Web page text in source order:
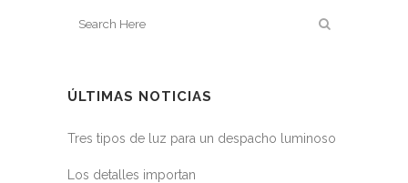
ÚLTIMAS NOTICIAS
Tres tipos de luz para un despacho luminoso
Los detalles importan